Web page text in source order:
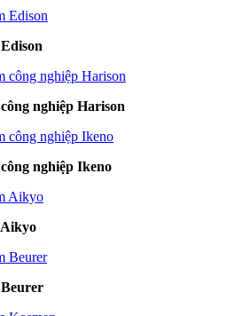
nghiệp Harison
nghiệp Ikeno